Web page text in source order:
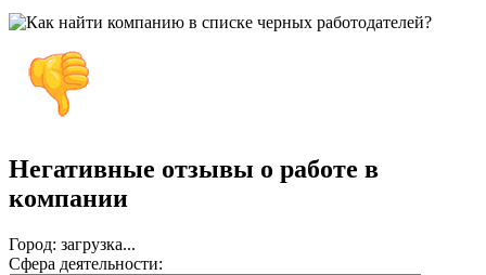
Негативные отзывы о работе в
компании
Город: загрузка...
Сфера деятельности: